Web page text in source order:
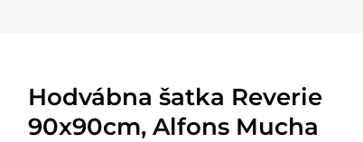
Hodvábna šatka Reverie
90x90cm, Alfons Mucha